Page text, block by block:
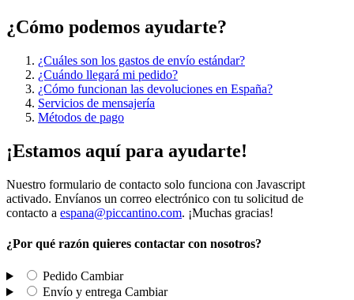
¿Cómo podemos ayudarte?
¿Cuáles son los gastos de envío estándar?
¿Cuándo llegará mi pedido?
¿Cómo funcionan las devoluciones en España?
Servicios de mensajería
Métodos de pago
¡Estamos aquí para ayudarte!
Nuestro formulario de contacto solo funciona con Javascript
activado. Envíanos un correo electrónico con tu solicitud de
contacto a espana@piccantino.com. ¡Muchas gracias!
¿Por qué razón quieres contactar con nosotros?
Pedido Cambiar
Envío y entrega Cambiar